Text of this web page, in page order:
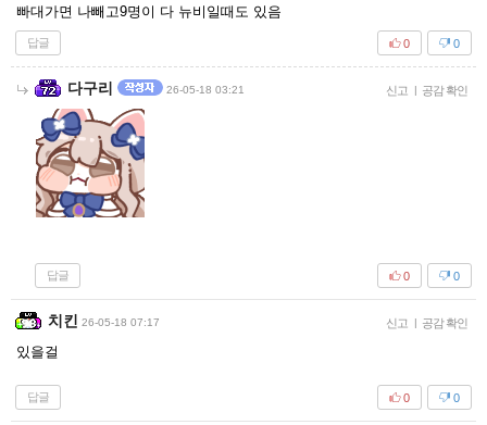
빠대가면 나빼고9명이 다 뉴비일때도 있음
답글 0
0
다구리 26-05-18 03:21 신고 | 공감 확인
답글 0
0
치킨 26-05-18 07:17 신고 | 공감 확인
있을걸
답글 0
0